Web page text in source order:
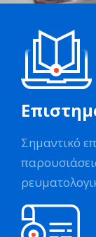
Σημαντικό